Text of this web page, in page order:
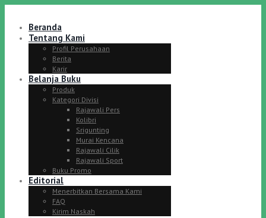
Beranda
Tentang Kami
Profil Perusahaan
Berita
Karir
Belanja Buku
Produk
Kategori Divisi
Rajawali Pers
Kolibri
Srigunting
Murai Kencana
Rajawali Cilik
Rajawali Sport
Buku Promo
Editorial
Menerbitkan Bersama Kami
FAQ
Kirim Naskah